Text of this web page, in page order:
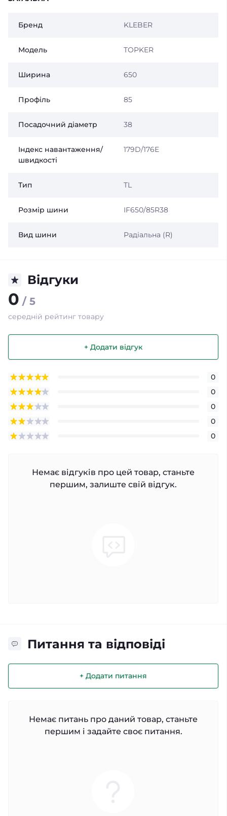
Бренд KLEBER
Модель TOPKER
Ширина 650
Профіль 85
Посадочний діаметр 38
Індекс навантаження/
швидкості
179D/176E
Тип TL
Розмір шини IF650/85R38
Вид шини Радіальна (R)
Відгуки
0 / 5
середній рейтинг товару
+ Додати відгук
0
0
0
0
0
Немає відгуків про цей товар, станьте
першим, залиште свій відгук.
Питання та відповіді
+ Додати питання
Немає питань про даний товар, станьте
першим і задайте своє питання.